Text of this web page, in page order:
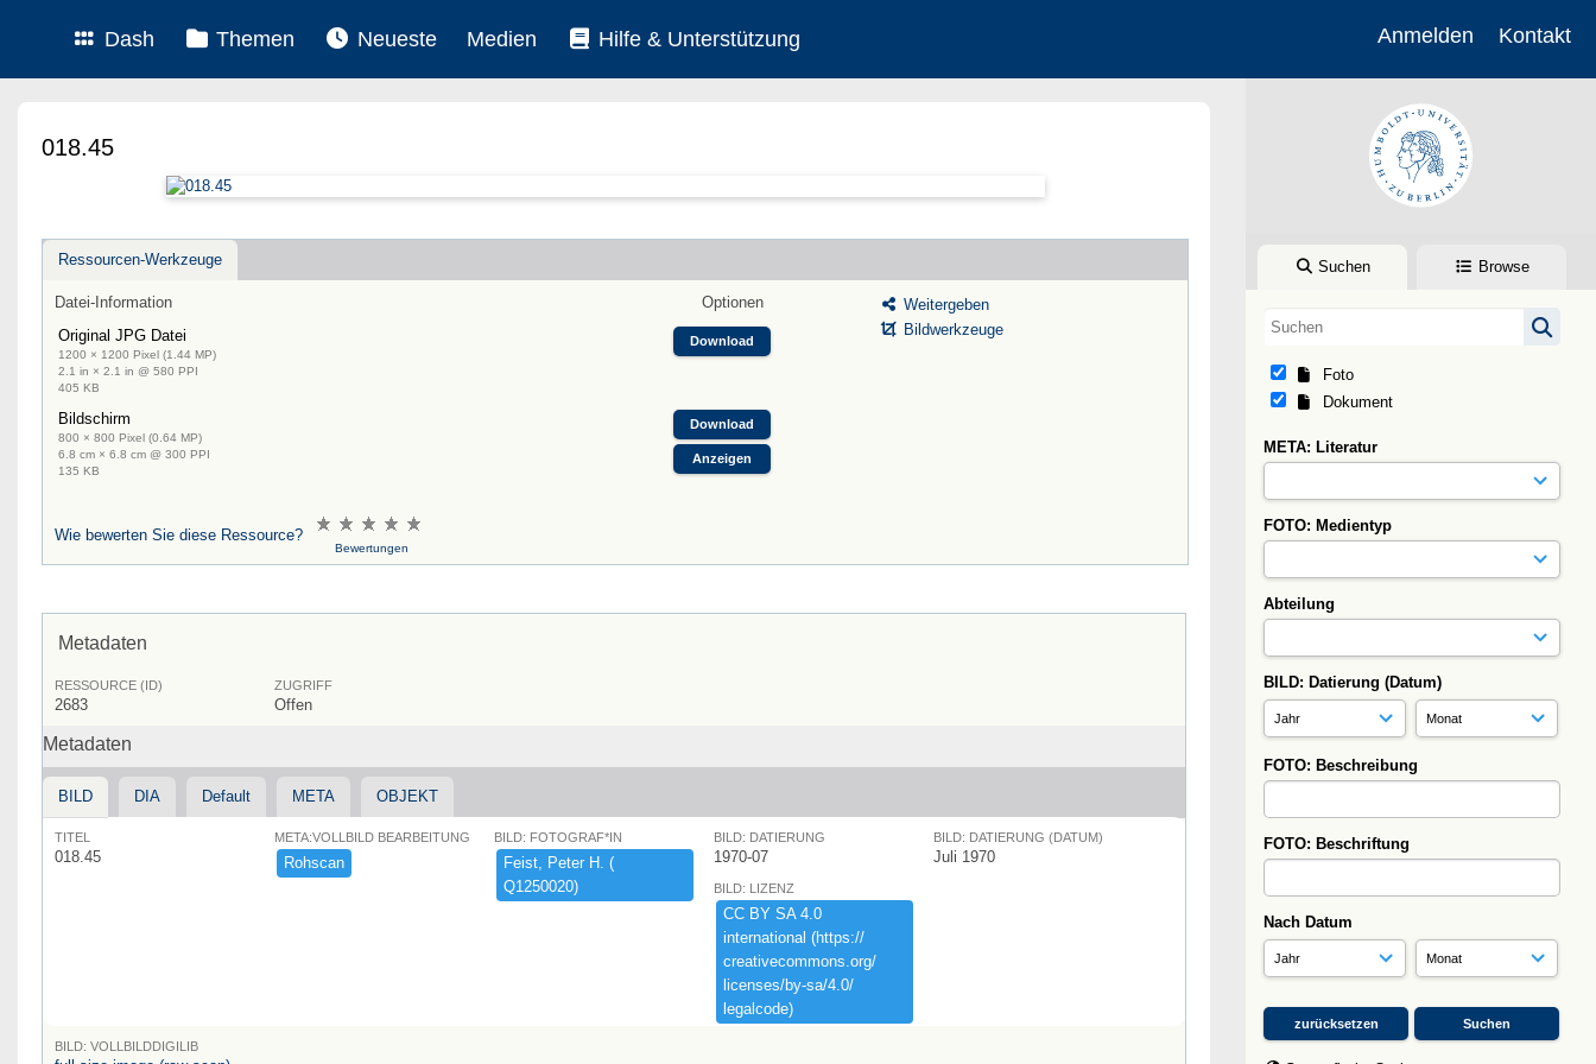
Dash Themen Neueste Medien Hilfe & Unterstützung Anmelden Kontakt
Suchen Browse
Foto
Dokument
META: Literatur
FOTO: Medientyp
Abteilung
BILD: Datierung (Datum)
FOTO: Beschreibung
FOTO: Beschriftung
Nach Datum
018.45
Ressourcen-Werkzeuge
Datei-Information
Optionen
Original JPG Datei
1200 × 1200 Pixel (1.44 MP)
2.1 in × 2.1 in @ 580 PPI
405 KB
Download
Bildschirm
800 × 800 Pixel (0.64 MP)
6.8 cm × 6.8 cm @ 300 PPI
135 KB
Download
Anzeigen
Weitergeben
Bildwerkzeuge
Wie bewerten Sie diese Ressource?
Bewertungen
Metadaten
RESSOURCE (ID)
2683
ZUGRIFF
Offen
Metadaten
BILD DIA Default META OBJEKT
TITEL
018.45
META:VOLLBILD BEARBEITUNG
Rohscan
BILD: FOTOGRAF*IN
Feist,​ ​Peter ​H.​ ​(​
Q1250020)​
BILD: DATIERUNG
1970-07
BILD: DATIERUNG (DATUM)
Juli 1970
BILD: LIZENZ
CC ​BY ​SA ​4.​0 ​
international ​(​https:​/​/​
creativecommons.​org/​
licenses/​by-​sa/​4.​0/​
legalcode)​
BILD: VOLLBILDDIGILIB